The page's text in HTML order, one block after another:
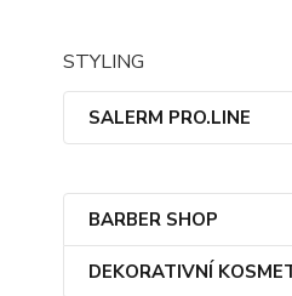
STYLING
SALERM PRO.LINE
BARBER SHOP
DEKORATIVNÍ